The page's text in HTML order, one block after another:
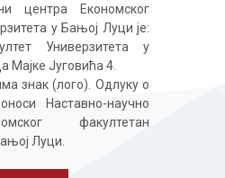
центра Економског
у Бањој Луци је:
Универзитета у
Мајке Југовића 4.
знак (лого). Одлуку о
Наставно-научно
факултетан
Луци.